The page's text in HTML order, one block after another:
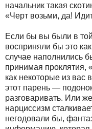
начальник такая
«Черт возьми, да!
Если бы вы были в
восприняли бы это
случае наполнились
принимая проклятия,
как некоторые из вас
этот парень —
разговаривать. Или
нарциссизм
негодовали бы,